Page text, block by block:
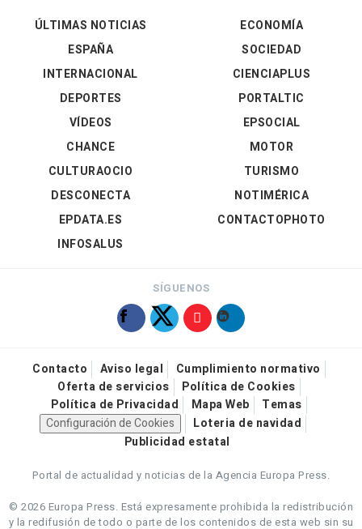
ÚLTIMAS NOTICIAS
ESPAÑA
INTERNACIONAL
DEPORTES
VÍDEOS
ECONOMÍA
SOCIEDAD
CIENCIAPLUS
PORTALTIC
EPSOCIAL
CHANCE
CULTURAOCIO
DESCONECTA
EPDATA.ES
INFOSALUS
MOTOR
TURISMO
NOTIMÉRICA
CONTACTOPHOTO
SÍGUENOS
Contacto Aviso legal
Cumplimiento normativo
Oferta de servicios
Política de Cookies
Política de Privacidad
Mapa Web
Temas
Configuración de Cookies
Loteria de navidad
Publicidad estatal
Portal de actualidad y noticias de la Agencia Europa Press.
© 2026 Europa Press. Está expresamente prohibida la redistribución
y la redifusión de todo o parte de los contenidos de esta web sin su